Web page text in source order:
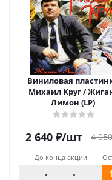
Виниловая
Михаил Круг /
Лимон (LP)
2 640 ₽/шт 4 050
До конца акции